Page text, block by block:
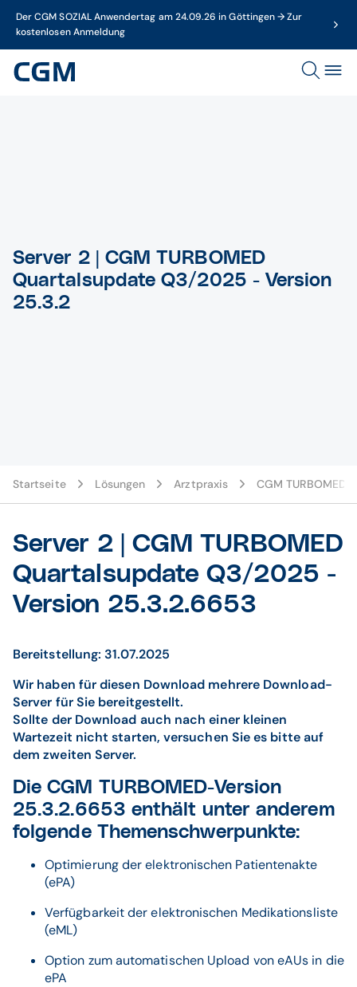
Der CGM SOZIAL Anwendertag am 24.09.26 in Göttingen → Zur
kostenlosen Anmeldung
Server 2 | CGM TURBOMED
Quartalsupdate Q3/2025 - Version
25.3.2
Startseite Lösungen Arztpraxis CGM
Server 2 | CGM TURBOMED
Quartalsupdate Q3/2025 -
Version 25.3.2.6653
Bereitstellung: 31.07.2025
Wir haben für diesen Download mehrere Download-
Server für Sie bereitgestellt.
Sollte der Download auch nach einer kleinen
Wartezeit nicht starten, versuchen Sie es bitte auf
dem zweiten Server.
Die CGM TURBOMED-Version
25.3.2.6653 enthält unter anderem
folgende Themenschwerpunkte:
Optimierung der elektronischen Patientenakte
(ePA)
Verfügbarkeit der elektronischen Medikationsliste
(eML)
Option zum automatischen Upload von eAUs in die
ePA